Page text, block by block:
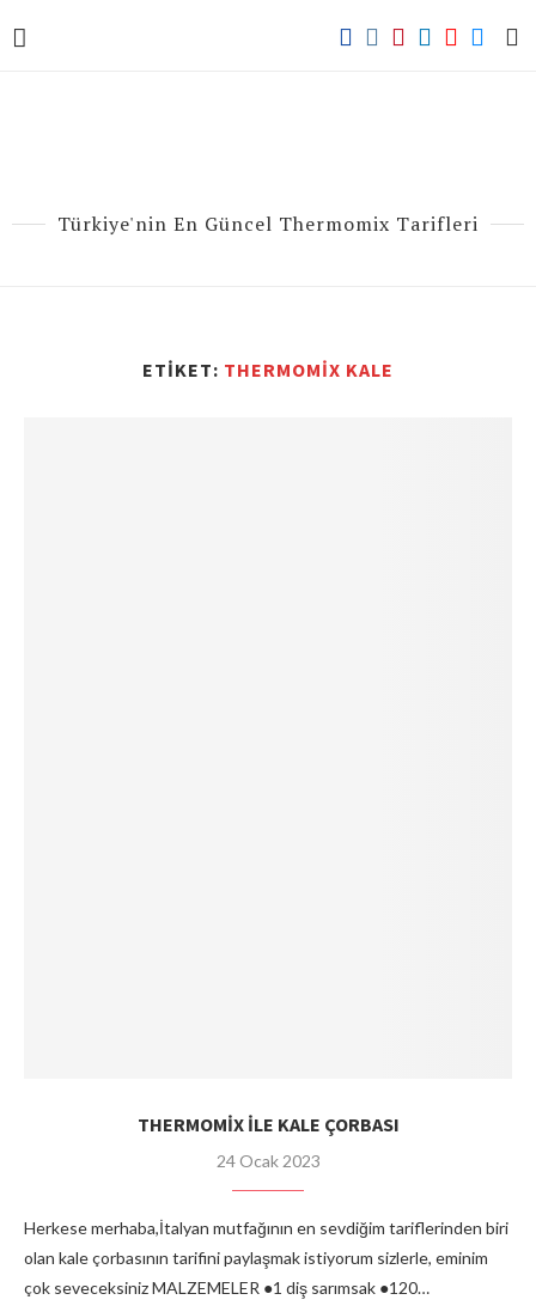
Türkiye'nin En Güncel Thermomix Tarifleri
ETIKET: THERMOMIX KALE
THERMOMİX İLE KALE ÇORBASI
24 Ocak 2023
Herkese merhaba,İtalyan mutfağının en sevdiğim tariflerinden biri
olan kale çorbasının tarifini paylaşmak istiyorum sizlerle, eminim
çok seveceksiniz MALZEMELER ●1 diş sarımsak ●120…